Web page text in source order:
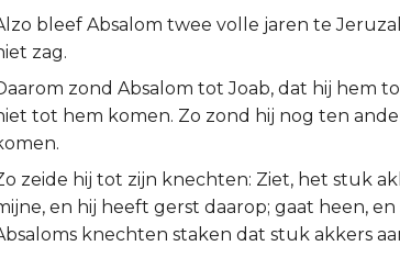
bleef Absalom twee volle jaren te
zag.
zond Absalom tot Joab, dat hij hem
tot hem komen. Zo zond hij nog ten
zeide hij tot zijn knechten: Ziet, het stuk
en hij heeft gerst daarop; gaat heen,
knechten staken dat stuk akkers